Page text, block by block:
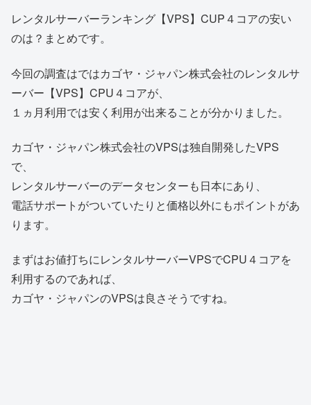
レンタルサーバーランキング【VPS】CUP４コアの安い
のは？まとめです。
今回の調査はではカゴヤ・ジャパン株式会社のレンタルサ
ーバー【VPS】CPU４コアが、
１ヵ月利用では安く利用が出来ることが分かりました。
カゴヤ・ジャパン株式会社のVPSは独自開発したVPS
で、
レンタルサーバーのデータセンターも日本にあり、
電話サポートがついていたりと価格以外にもポイントがあ
ります。
まずはお値打ちにレンタルサーバーVPSでCPU４コアを
利用するのであれば、
カゴヤ・ジャパンのVPSは良さそうですね。